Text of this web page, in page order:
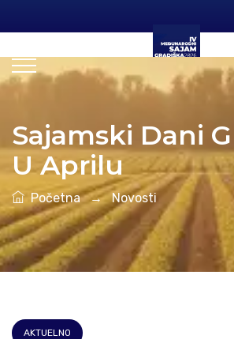
Sajamski Dani
U Aprilu
Početna → Novosti
AKTUELNO